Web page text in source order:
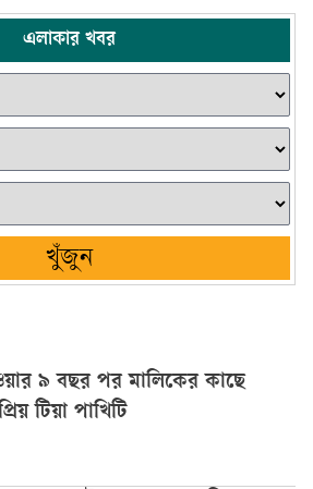
এলাকার খবর
খুঁজুন
৯ বছর পর মালিকের কাছে
টিয়া পাখিটি